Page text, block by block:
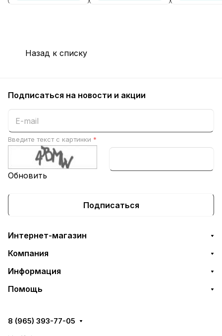
Назад к списку
Подписаться на новости и акции
Введите текст с картинки *
Обновить
Подписаться
Интернет-магазин
Компания
Информация
Помощь
8 (965) 393-77-05